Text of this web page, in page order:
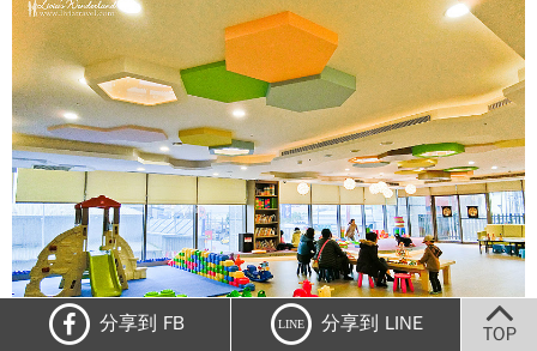
分享到 FB LINE 分享到 LINE TOP